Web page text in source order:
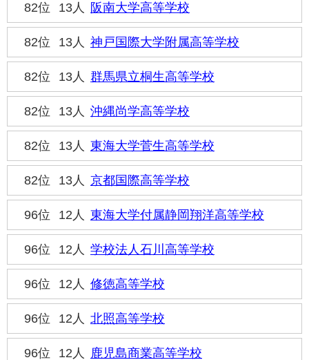
82位 13人 阪南大学高等学校
82位 13人 神戸国際大学附属高等学校
82位 13人 群馬県立桐生高等学校
82位 13人 沖縄尚学高等学校
82位 13人 東海大学菅生高等学校
82位 13人 京都国際高等学校
96位 12人 東海大学付属静岡翔洋高等学校
96位 12人 学校法人石川高等学校
96位 12人 修徳高等学校
96位 12人 北照高等学校
96位 12人 鹿児島商業高等学校